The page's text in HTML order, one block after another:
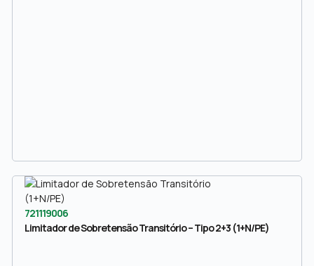
721119006
Limitador de Sobretensão Transitório – Tipo 2+3 (1+N/PE)